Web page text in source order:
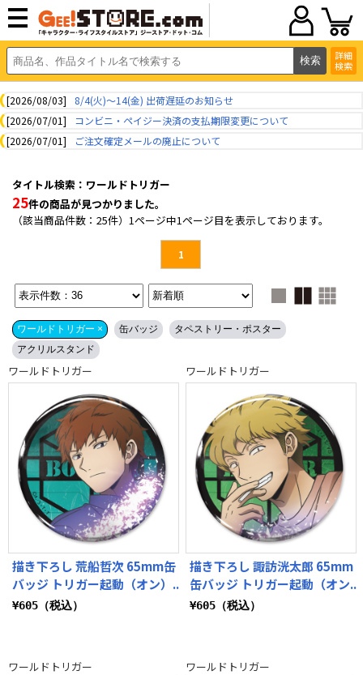
詳細
検索
[2026/08/03]
8/4(火)～14(金) 出荷遅延のお知らせ
[2026/07/01]
コンビニ・ペイジー決済の支払期限変更について
[2026/07/01]
ご注文確定メールの廃止について
タイトル検索：ワールドトリガー
25件の商品が見つかりました。
（該当商品件数：25件）1ページ中1ページ目を表示しております。
1
ワールドトリガー × 缶バッジ
タペストリー・ポスター
アクリルスタンド
ワールドトリガー
描き下ろし 荒船哲次 65mm缶
バッジ トリガー起動（オン）..
¥605（税込）
ワールドトリガー
描き下ろし 諏訪洸太郎 65mm
缶バッジ トリガー起動（オン..
¥605（税込）
ワールドトリガー ワールドトリガー